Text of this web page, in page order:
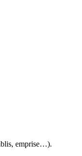
emprise…).